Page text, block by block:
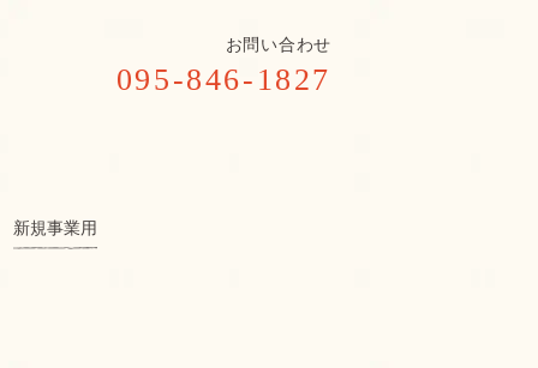
お問い合わせ
095-846-1827
新規事業用